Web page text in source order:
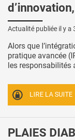
Actualité publiée il y a
Alors que
pratique avancée
les responsabilités
LIRE LA SUITE
PLAIES